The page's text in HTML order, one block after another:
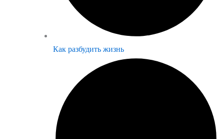
Как разбудить жизнь